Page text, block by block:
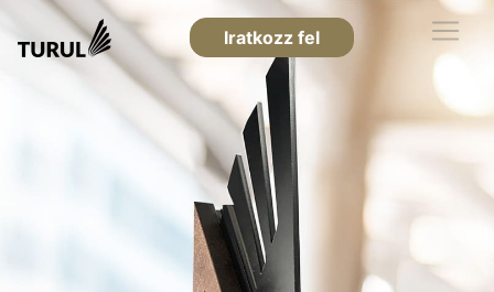
Iratkozz fel